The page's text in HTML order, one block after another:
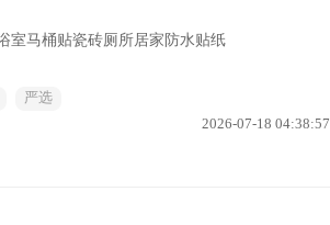
室马桶贴瓷砖厕所居家防水贴纸
严选
2026-07-18 04:38:57